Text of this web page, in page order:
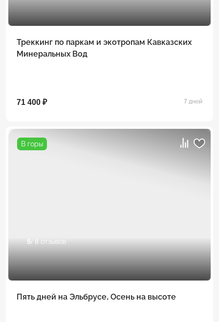
Треккинг по паркам и экотропам Кавказских
Минеральных Вод
71 400 ₽ 7 дней
В горы
5/ 8 отзывов
Пять дней на Эльбрусе. Осень на высоте